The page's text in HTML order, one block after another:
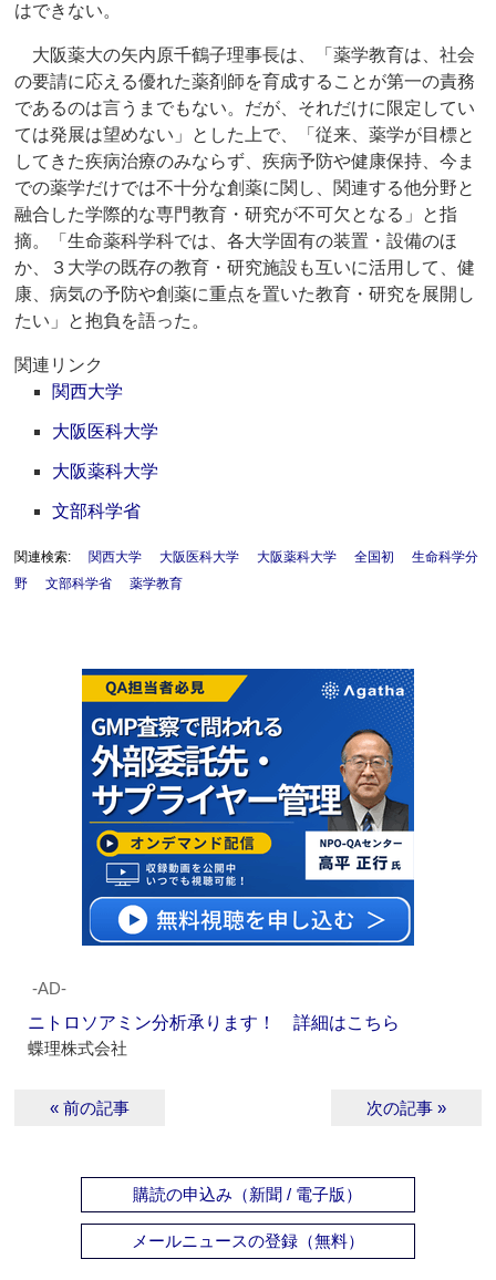
はできない。
大阪薬大の矢内原千鶴子理事長は、「薬学教育は、社会
の要請に応える優れた薬剤師を育成することが第一の責務
であるのは言うまでもない。だが、それだけに限定してい
ては発展は望めない」とした上で、「従来、薬学が目標と
してきた疾病治療のみならず、疾病予防や健康保持、今ま
での薬学だけでは不十分な創薬に関し、関連する他分野と
融合した学際的な専門教育・研究が不可欠となる」と指
摘。「生命薬科学科では、各大学固有の装置・設備のほ
か、３大学の既存の教育・研究施設も互いに活用して、健
康、病気の予防や創薬に重点を置いた教育・研究を展開し
たい」と抱負を語った。
関連リンク
関西大学
大阪医科大学
大阪薬科大学
文部科学省
関連検索: 関西大学 大阪医科大学 大阪薬科大学 全国初
生命科学分
野
文部科学省 薬学教育
‐AD‐
ニトロソアミン分析承ります！ 詳細はこちら
蝶理株式会社
« 前の記事 次の記事 »
購読の申込み（新聞 / 電子版）
メールニュースの登録（無料）